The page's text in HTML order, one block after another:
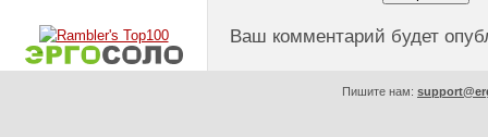
Ваш комментарий будет
Пишите нам: